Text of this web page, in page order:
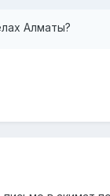
Алматы?